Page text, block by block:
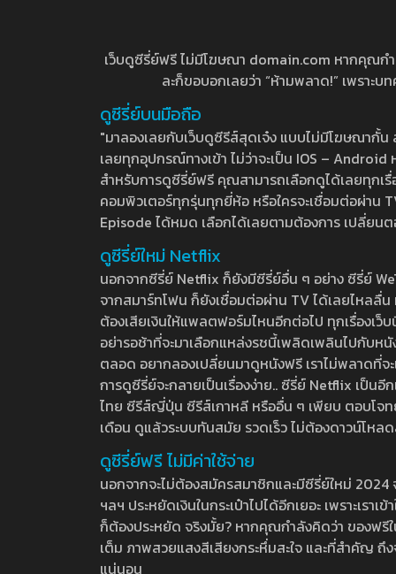
เว็บดูซีรี่ย์ฟรี ไม่มีโฆษณา domain.com หากคุณก
ละก็ขอบอกเลยว่า “ห้ามพลาด!” เพราะ
ดูซีรี่ย์บนมือถือ
"มาลองเลยกับเว็บดูซีรีส์สุดเจ๋ง แบบไม่มีโฆษณากั้
เลยทุกอุปกรณ์ทางเข้า ไม่ว่าจะเป็น IOS –
สำหรับการดูซีรี่ย์ฟรี คุณสามารถเลือกดูได้เลยทุกเ
คอมพิวเตอร์ทุกรุ่นทุกยี่ห้อ หรือใครจะเชื่อมต่อผ่าน
Episode ได้หมด เลือกได้เลยตามต้องการ เปลี่ยน
ดูซีรี่ย์ใหม่ Netflix
นอกจากซีรี่ย์ Netflix ก็ยังมีซีรี่ย์อื่น ๆ อย่าง ซีรี่ย์
จากสมาร์ทโฟน ก็ยังเชื่อมต่อผ่าน TV ได้เลยไหลลื่
ต้องเสียเงินให้แพลตฟอร์มไหนอีกต่อไป ทุกเรื่องเว็
อย่ารอช้าที่จะมาเลือกแหล่งรชนี้เพลิดเพลินไปกับห
ตลอด อยากลองเปลี่ยนมาดูหนังฟรี เราไม่พลาดที่
การดูซีรี่ย์จะกลายเป็นเรื่องง่าย.. ซีรี่ย์ Netflix เป็น
ไทย ซีรีส์ญี่ปุ่น ซีรีส์เกาหลี หรืออื่น ๆ เพียบ ตอบโจท
เดือน ดูแล้วระบบทันสมัย รวดเร็ว ไม่ต้องดาวน์โห
ดูซีรี่ย์ฟรี ไม่มีค่าใช้จ่าย
นอกจากจะไม่ต้องสมัครสมาชิกและมีซีรี่ย์ใหม่
ฯลฯ ประหยัดเงินในกระเป๋าไปได้อีกเยอะ เพราะเร
ก็ต้องประหยัด จริงมั้ย? หากคุณกำลังคิดว่า ของฟ
เต็ม ภาพสวยแสงสีเสียงกระหึ่มสะใจ และที่สำคัญ
แน่นอน